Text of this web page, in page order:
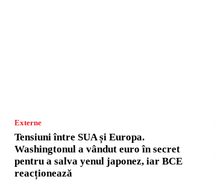
Externe
Tensiuni între SUA și Europa.
Washingtonul a vândut euro în secret
pentru a salva yenul japonez, iar BCE
reacționează